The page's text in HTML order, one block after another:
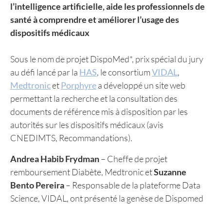
l’intelligence artificielle, aide les professionnels de
santé à comprendre et améliorer l’usage des
dispositifs médicaux
Sous le nom de projet DispoMed*, prix spécial du jury
au défi lancé par la HAS, le consortiumVIDAL,
MedtronicetPorphyrea développé un site web
permettant la recherche et la consultation des
documents de référence mis à disposition par les
autorités sur les dispositifs médicaux (avis
CNEDIMTS, Recommandations).
Andrea Habib Frydman– Cheffe de projet
remboursement Diabète, Medtronic etSuzanne
Bento Pereira– Responsable de la plateforme Data
Science, VIDAL, ont présenté la genèse de Dispomed